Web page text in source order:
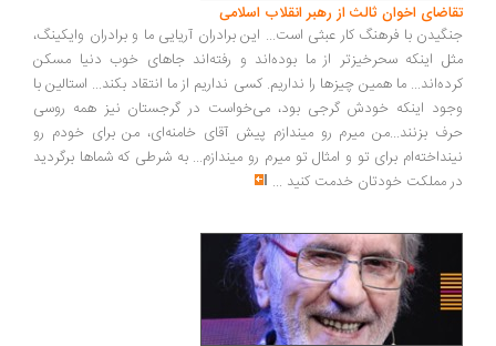
اخوان ثالث از رهبر انقلاب اسلامی
با فرهنگ کار عبثی است... این برادران آریایی ما و برادران وایکینگ،
اینکه سحرخیزتر از ما بوده‌اند و رفته‌اند جاهای خوب دنیا مسکن
ما همین چیزها را نداریم. کسی نداریم از ما انتقاد بکند... استالین با
اینکه خودش گرجی بود، می‌خواست در گرجستان نیز همه روسی
بزنند...من میرم رو میندازم پیش آقای خامنه‌ای، من برای خودم رو
برای تو و امثال تو میرم رو میندازم... به شرطی که شماها برگردید
مملکت خودتان خدمت کنید...